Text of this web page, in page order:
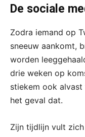
De sociale
Zodra iemand op
sneeuw aankomt,
worden
drie weken op
stiekem ook
het geval dat.
Zijn tijdlijn vult